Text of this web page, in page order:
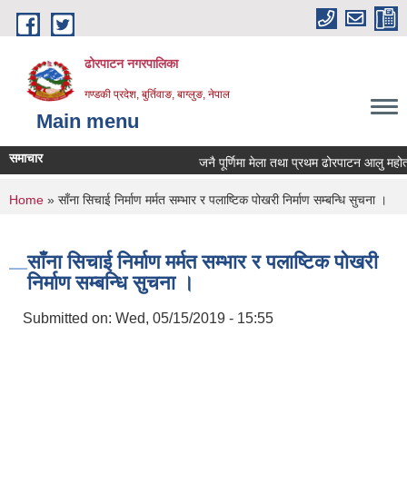
Skip to main content
ढोरपाटन नगरपालिका
गण्डकी प्रदेश, बुर्तिवाङ, बाग्लुङ, नेपाल
Main menu
समाचार जनै पूर्णिमा मेला तथा प्रथम ढोरपाटन आलु
You are here
Home » साँना सिचाई निर्माण मर्मत सम्भार र पलाष्टिक पोखरी निर्माण सम्बन्धि सुचना ।
साँना सिचाई निर्माण मर्मत सम्भार र पलाष्टिक पोखरी
निर्माण सम्बन्धि सुचना ।
Submitted on: Wed, 05/15/2019 - 15:55